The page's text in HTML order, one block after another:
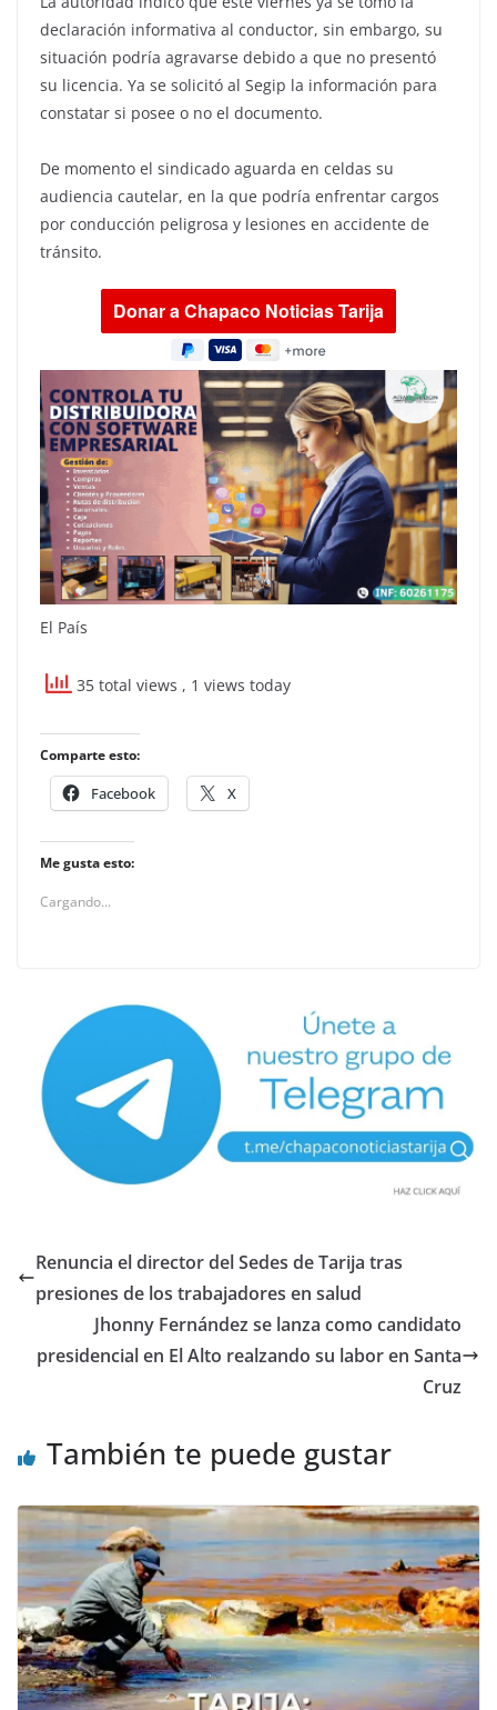
declaración informativa al conductor, sin embargo, su
situación podría agravarse debido a que no presentó
su licencia. Ya se solicitó al Segip la información para
constatar si posee o no el documento.
De momento el sindicado aguarda en celdas su
audiencia cautelar, en la que podría enfrentar cargos
por conducción peligrosa y lesiones en accidente de
tránsito.
El País
35 total views , 1 views today
Comparte esto:
Facebook X
Me gusta esto:
Cargando...
Renuncia el director del Sedes de Tarija tras
presiones de los trabajadores en salud
Jhonny Fernández se lanza como candidato
presidencial en El Alto realzando su labor en Santa
Cruz
También te puede gustar